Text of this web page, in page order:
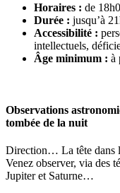
Horaires : de
Durée : jusqu’à
Accessibilité :
intellectuels,
Âge minimum : à
Observations
tombée de la nuit
Direction… La tête dans
Venez observer, via des
Jupiter et Saturne…